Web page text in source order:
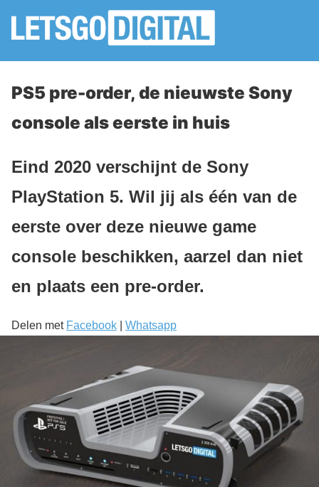
PS5 pre-order, de nieuwste Sony
console als eerste in huis
Eind 2020 verschijnt de Sony
PlayStation 5. Wil jij als één van de
eerste over deze nieuwe game
console beschikken, aarzel dan niet
en plaats een pre-order.
Delen met Facebook Whatsapp